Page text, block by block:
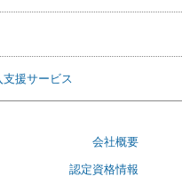
援サービス
会社概要
認定資格情報